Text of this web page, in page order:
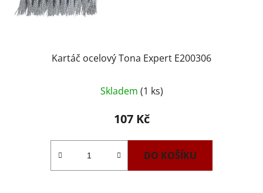
Kartáč ocelový Tona Expert E200306
Skladem (1 ks)
107 Kč
DO KOŠÍKU